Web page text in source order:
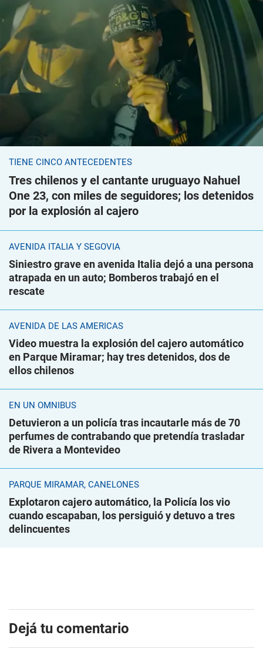
TIENE CINCO ANTECEDENTES
Tres chilenos y el cantante uruguayo Nahuel
One 23, con miles de seguidores; los detenidos
por la explosión al cajero
AVENIDA ITALIA Y SEGOVIA
Siniestro grave en avenida Italia dejó a una persona
atrapada en un auto; Bomberos trabajó en el
rescate
AVENIDA DE LAS AMÉRICAS
Video muestra la explosión del cajero automático
en Parque Miramar; hay tres detenidos, dos de
ellos chilenos
EN UN ÓMNIBUS
Detuvieron a un policía tras incautarle más de 70
perfumes de contrabando que pretendía trasladar
de Rivera a Montevideo
PARQUE MIRAMAR, CANELONES
Explotaron cajero automático, la Policía los vio
cuando escapaban, los persiguió y detuvo a tres
delincuentes
Dejá tu comentario